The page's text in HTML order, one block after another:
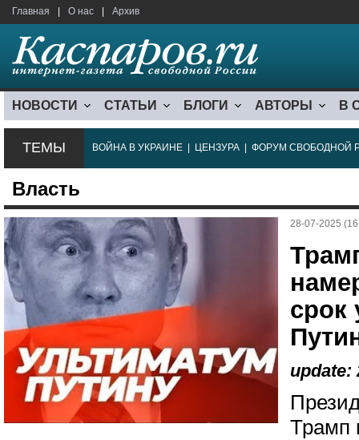
Главная О нас Архив
НОВОСТИ СТАТЬИ БЛОГИ АВТОРЫ В
ТЕМЫ ВОЙНА В УКРАИНЕ ЦЕНЗУРА ФОРУМ СВОБОДНОЙ
Власть
28-07-2025
срок
update:
Трамп